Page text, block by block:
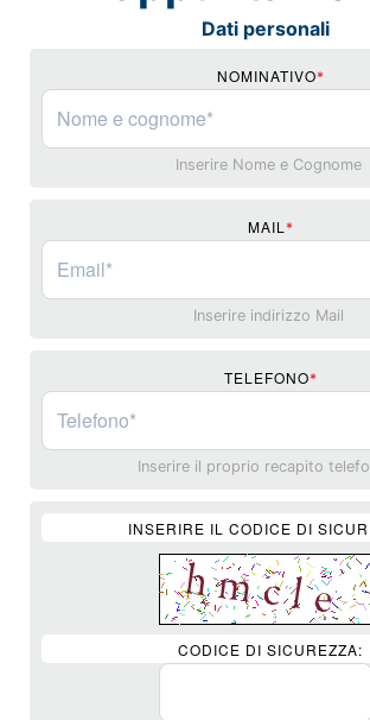
Dati personali
NOMINATIVO*
Inserire Nome e Cognome
MAIL *
Inserire indirizzo Mail
TELEFONO*
Inserire il proprio recapito
INSERIRE IL CODICE DI
CODICE DI SICUREZZA: